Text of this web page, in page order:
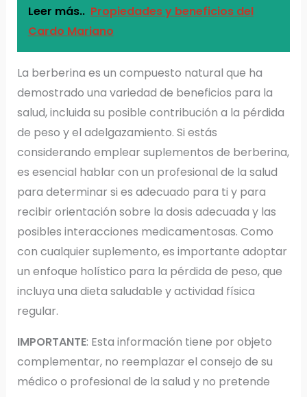
Leer más.. Propiedades y beneficios del
Cardo Mariano
La berberina es un compuesto natural que ha
demostrado una variedad de beneficios para la
salud, incluida su posible contribución a la pérdida
de peso y el adelgazamiento. Si estás
considerando emplear suplementos de berberina,
es esencial hablar con un profesional de la salud
para determinar si es adecuado para ti y para
recibir orientación sobre la dosis adecuada y las
posibles interacciones medicamentosas. Como
con cualquier suplemento, es importante adoptar
un enfoque holístico para la pérdida de peso, que
incluya una dieta saludable y actividad física
regular.
IMPORTANTE: Esta información tiene por objeto
complementar, no reemplazar el consejo de su
médico o profesional de la salud y no pretende